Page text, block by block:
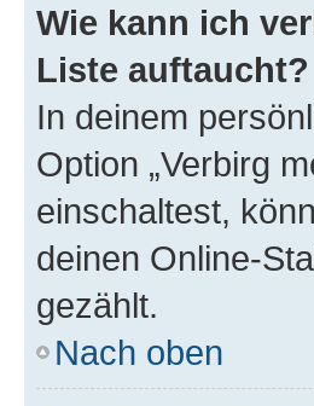
Wie kann ich
Liste auftaucht?
In deinem
Option „Verbirg
einschaltest,
deinen Online-
gezählt.
Nach oben